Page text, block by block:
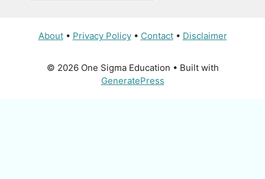
About• Privacy Policy• Contact• Disclaimer
© 2026 One Sigma Education • Built with
GeneratePress